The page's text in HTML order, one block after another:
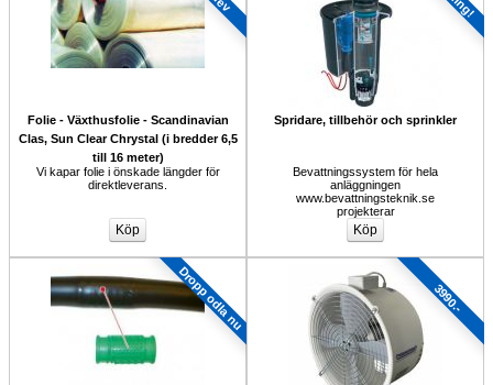
Folie - Växthusfolie - Scandinavian
Clas, Sun Clear Chrystal (i bredder 6,5
till 16 meter)
Vi kapar folie i önskade längder för
direktleverans.
Spridare, tillbehör och sprinkler
Bevattningssystem för hela
anläggningen
www.bevattningsteknik.se
projekterar
Dropp odla nu 3990.-